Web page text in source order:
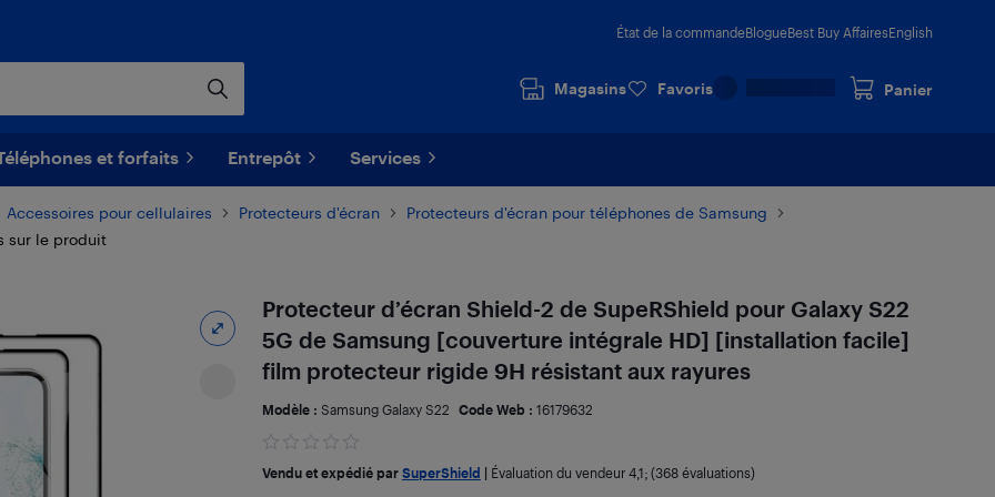
État de la commandeBlogueBest Buy AffairesEnglish
Magasins Favoris Panier
et forfaits Entrepôt Services
Accessoires pour cellulaires Protecteurs d'écran
Protecteurs d'écran pour téléphones de Samsung
sur le produit
Protecteur d’écran Shield-2 de SupeRShield pour Galaxy S22
5G de Samsung [couverture intégrale HD] [installation facile]
film protecteur rigide 9H résistant aux rayures
Modèle : Samsung Galaxy S22 Code Web : 16179632
Vendu et expédié par SuperShield Évaluation du vendeur 4,1; (368 évaluations)